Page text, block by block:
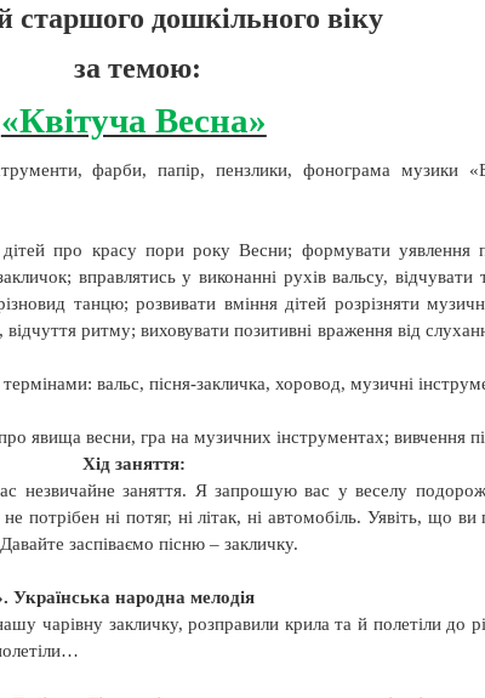
старшого дошкільного віку
за темою:
«Квітуча Весна»
фарби, папір, пензлики,
фонограма музики
про красу пори року Весни; формувати уявлення
вправлятись у виконанні рухів вальсу, відчувати
танцю; розвивати вміння дітей розрізняти
ритму; виховувати позитивні враження від
вальс, пісня-закличка, хоровод, музичні
явища весни, гра на музичних інструментах; вивчення
Хід заняття:
незвичайне заняття. Я запрошую вас у веселу
потрібен ні потяг, ні літак, ні автомобіль. Уявіть, що
заспіваємо пісню – закличку.
Українська народна мелодія
чарівну закличку, розправили крила та й полетіли до